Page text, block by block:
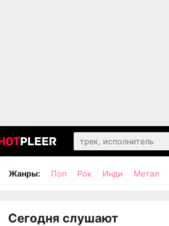
Жанры: Поп Рок Инди Метал
Сегодня слушают